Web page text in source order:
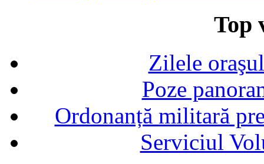
Top
Zilele
Poze
Ordonanță militară
Serviciul